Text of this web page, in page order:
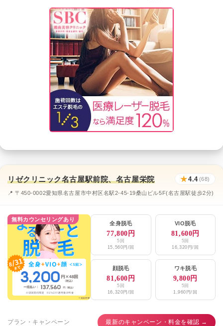
リゼクリニック名古屋駅前院、名古屋栄院 ★4.4(68)
📍 〒450-0002愛知県名古屋市中村区名駅2-45-19桑山ビル5F(名古屋駅徒歩2分)
無料カウンセリングあり
全身脱毛
77,800円
5回
15,560円/回
VIO脱毛
81,600円
5回
16,320円/回
顔脱毛
81,600円
5回
16,320円/回
ワキ脱毛
9,800円
5回
1,960円/回
プラン・キャンペーン 最新のキャンペーン・料金を確認 →